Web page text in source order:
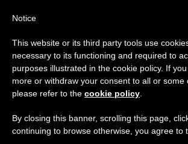
Aviso importante
Del 27 de julio al 7 de agosto
anual, aprovechando que en el
se generan menos informaciones y
Notice
This website or its third party tools use
necessary to its functioning and required to
purposes illustrated in the cookie policy. If
more or withdraw your consent to all or some
please refer to the cookie policy
By closing this banner, scrolling this page,
continuing to browse otherwise, you agree to